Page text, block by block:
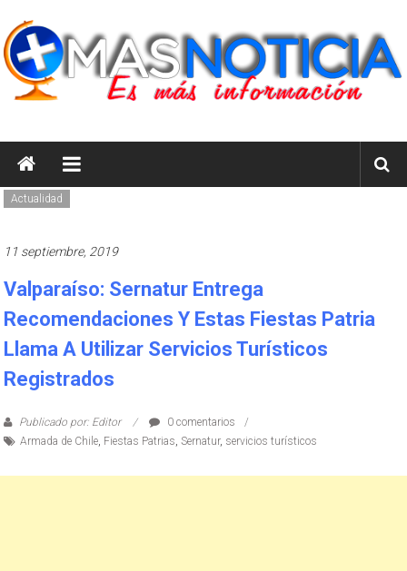
contenido
Es
Información
Actualidad
11 septiembre, 2019
Valparaíso: Sernatur Entrega
Recomendaciones Y Estas Fiestas Patria
Llama A Utilizar Servicios Turísticos
Registrados
Publicado por: Editor
0 comentarios
Armada de Chile, Fiestas Patrias,Sernatur, servicios turísticos